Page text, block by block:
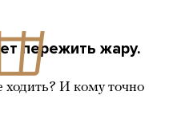
пережить жару.
ходить? И кому точно